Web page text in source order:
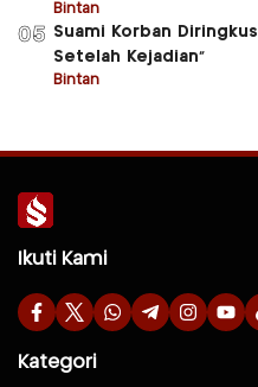
Bintan
05 Suami Korban
Setelah Kejadian”
Bintan
Ikuti Kami
Kategori